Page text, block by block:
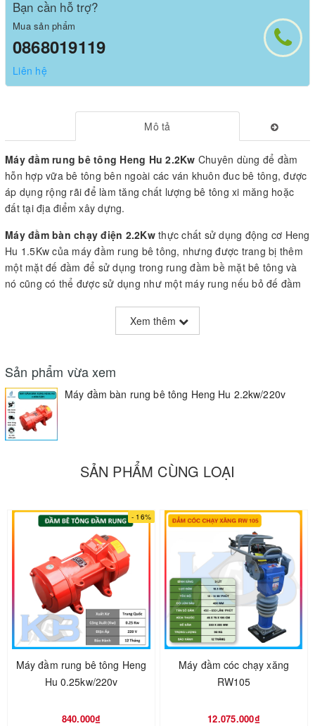
Bạn cần hỗ trợ?
Mua sản phẩm
0868019119
Liên hệ
Mô tả
Máy đầm rung bê tông Heng Hu 2.2Kw Chuyên dùng để đầm
hỗn hợp vữa bê tông bên ngoài các ván khuôn đuc bê tông, được
áp dụng rộng rãi để làm tăng chất lượng bê tông xi măng hoặc
đất tại địa điểm xây dựng.
Máy đầm bàn chạy điện 2.2Kwthực chất sử dụng động cơ Heng
Hu 1.5Kw của máy đầm rung bê tông, nhưng được trang bị thêm
một mặt đế đầm để sử dụng trong rung đầm bề mặt bê tông và
nó cũng có thể được sử dụng như một máy rung nếu bỏ đế đầm
Xem thêm
Sản phẩm vừa xem
Máy đầm bàn rung bê tông Heng Hu 2.2kw/220v
SẢN PHẨM CÙNG LOẠI
- 16%
Máy đầm rung bê tông Heng
Hu 0.25kw/220v
840.000₫
Máy đầm cóc chạy xăng
RW105
12.075.000₫